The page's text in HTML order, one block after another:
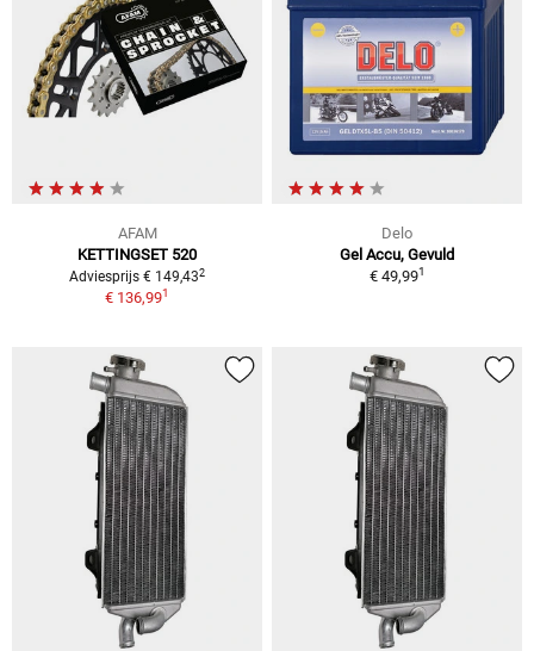
AFAM
KETTINGSET 520
Adviesprijs € 149,432
€ 136,991
Delo
Gel Accu, Gevuld
€ 49,991